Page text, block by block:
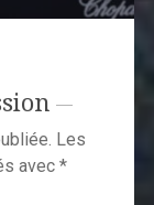
Les
avec *